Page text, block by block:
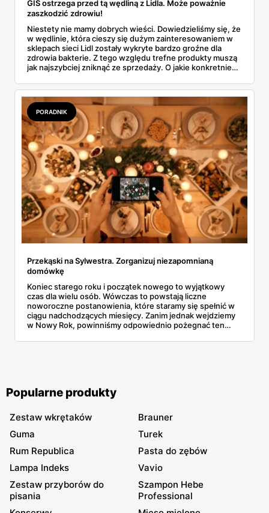
GIS ostrzega przed tą wędliną z Lidla. Może poważnie
zaszkodzić zdrowiu!
Niestety nie mamy dobrych wieści. Dowiedzieliśmy się, że
w wędlinie, która cieszy się dużym zainteresowaniem w
sklepach sieci Lidl zostały wykryte bardzo groźne dla
zdrowia bakterie. Z tego względu trefne produkty muszą
jak najszybciej zniknąć ze sprzedaży. O jakie konkretnie
tekstu.
PORADNIK
Przekąski na Sylwestra. Zorganizuj niezapomnianą
domówkę
Koniec starego roku i początek nowego to wyjątkowy
czas dla wielu osób. Wówczas to powstają liczne
noworoczne postanowienia, które staramy się spełnić w
ciągu nadchodzących miesięcy. Zanim jednak wejdziemy
w Nowy Rok, powinniśmy odpowiednio pożegnać ten
Popularne produkty
Zestaw wkrętaków
Brauner
Guma
Turek
Rum Republica
Pasta do zębów
Lampa Indeks
Vavio
Zestaw przyborów do
pisania
Szampon Hebe
Professional